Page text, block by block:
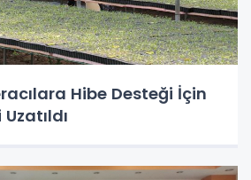
Hibe Desteği İçin